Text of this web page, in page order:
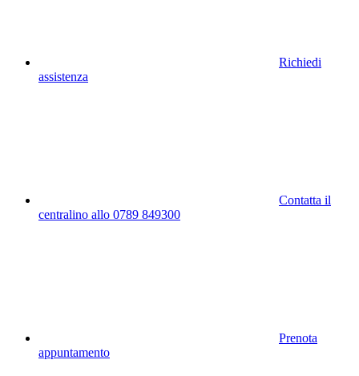
Richiedi
assistenza
Contatta il
centralino allo 0789 849300
Prenota
appuntamento